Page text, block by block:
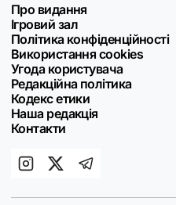
Про видання
Ігровий зал
Політика конфіденційності
Використання cookies
Угода користувача
Редакційна політика
Кодекс етики
Наша редакція
Контакти